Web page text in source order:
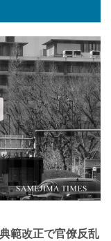
範改正で官僚反乱